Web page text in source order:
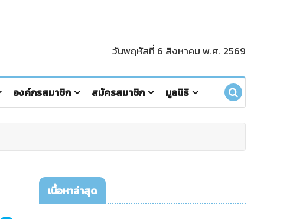
วันพฤหัสที่ 6 สิงหาคม พ.ศ. 2569
องค์กรสมาชิก สมัครสมาชิก มูลนิธิ
เนื้อหาล่าสุด